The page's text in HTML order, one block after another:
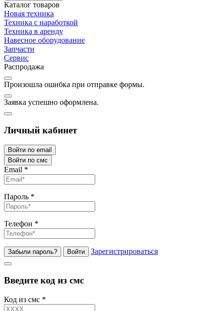
Каталог товаров
Новая техника
Техника с наработкой
Техника в аренду
Навесное оборудование
Запчасти
Сервис
Распродажа
Произошла ошибка при отправке формы.
Заявка успешно оформлена.
Личный кабинет
Войти по email
Войти по смс
Email *
Пароль *
Телефон *
Забыли пароль? Войти Зарегистрироваться
Введите код из смс
Код из смс *